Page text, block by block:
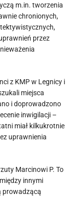
m.in. tworzenia
chronionych,
przez
z KMP w Legnicy i
miejsca
i doprowadzono
inwigilacji –
miał kilkukrotnie
uprawnienia
Marcinowi P. To
innymi
prowadzącą